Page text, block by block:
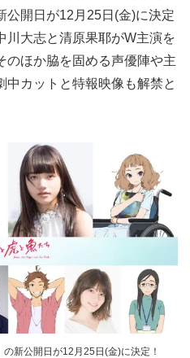
公開日が12月25日(金)に決定
川大志と清原果耶がW主演を
のほか脇を固める声優陣や主
中カットと特報映像も解禁と
新公開日が12月25日(金)に決定！